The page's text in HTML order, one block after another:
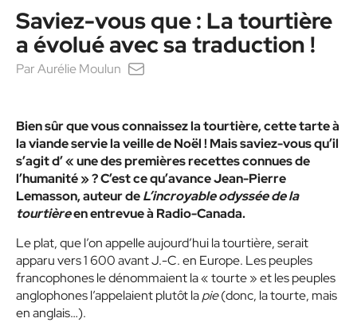
Saviez-vous que : La tourtière
a évolué avec sa traduction !
ParAurélie Moulun
Bien sûr que vous connaissez la tourtière, cette tarte à
la viande servie la veille de Noël ! Mais saviez-vous qu’il
s’agit d’ « une des premières recettes connues de
l’humanité » ? C’est ce qu’avance Jean-Pierre
Lemasson, auteur deL’incroyable odyssée de la
tourtièreen entrevue à Radio-Canada.
Le plat, que l’on appelle aujourd’hui la tourtière, serait
apparu vers 1 600 avant J.-C. en Europe. Les peuples
francophones le dénommaient la « tourte » et les peuples
anglophones l’appelaient plutôt lapie(donc, la tourte, mais
en anglais…).